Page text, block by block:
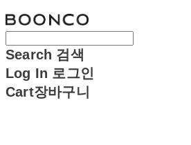
Search 검색
Log In 로그인
Cart장바구니